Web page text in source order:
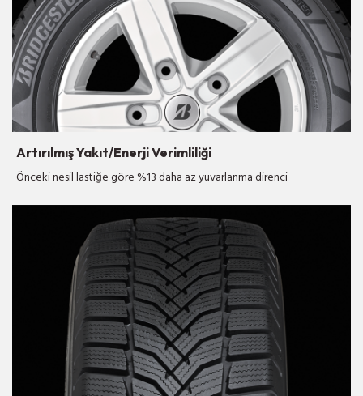
Artırılmış Yakıt/Enerji Verimliliği
Önceki nesil lastiğe göre %13 daha az yuvarlanma direnci